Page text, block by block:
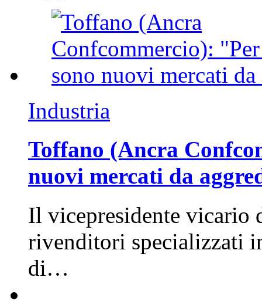
Industria
Toffano (Ancra
nuovi mercati da
Il vicepresidente vicario
rivenditori specializzati
di…